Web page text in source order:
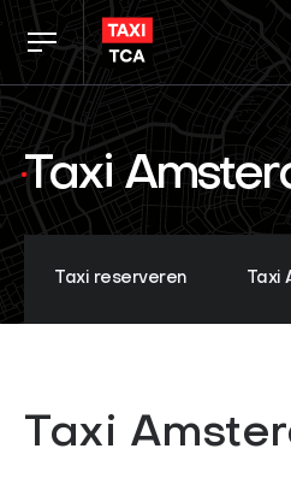
Inloggen chauffeurs
Tarieven
TCA app
Zakelijk
Taxi
Taxi reserveren Taxi
Taxi